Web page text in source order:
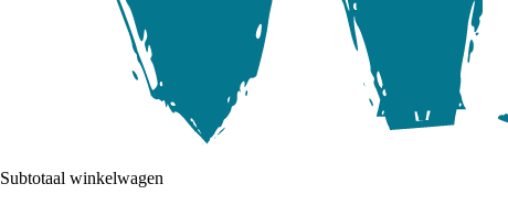
Subtotaal winkelwagen